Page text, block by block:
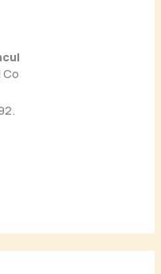
Co